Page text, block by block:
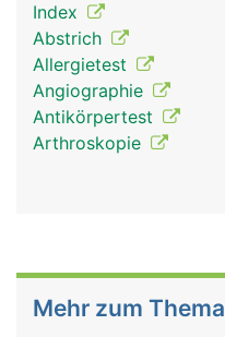
Index
Abstrich
Allergietest
Angiographie
Antikörpertest
Arthroskopie
Mehr zum Thema